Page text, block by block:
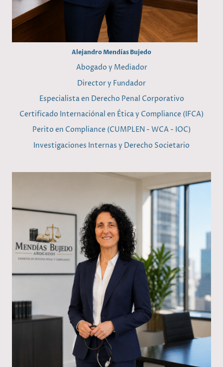
Alejandro Mendías Bujedo
Abogado y Mediador
Director y Fundador
Especialista en Derecho Penal Corporativo
Certificado Internaciónal en Ética y Compliance (IFCA)
Perito en Compliance (CUMPLEN - WCA - IOC)
Investigaciones Internas y Derecho Societario